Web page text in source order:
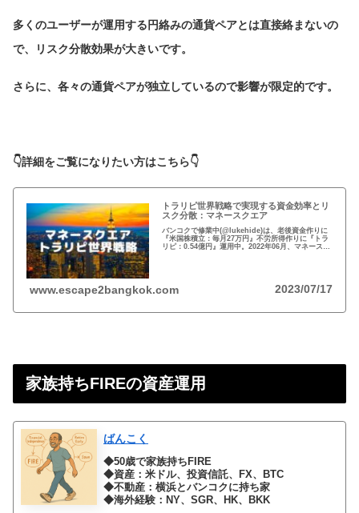
多くのユーザーが運用する円絡みの通貨ペアとは直接絡まないの
で、リスク分散効果が大きいです。
さらに、各々の通貨ペアが独立しているので影響が限定的です。
👇詳細をご覧になりたい方はこちら👇
トラリピ世界戦略で実現する資金効率とリ
スク分散：マネースクエア
バンコクで修業中(@lukehide)は、老後資金作りに
『米国株積立：毎月27万円』不労所得作りに『トラ
リピ：0.54億円』運用中。2022年06月、マネースク
www.escape2bangkok.com 2023/07/17
家族持ちFIREの資産運用
ばんこく
◆50歳で家族持ちFIRE
◆資産：米ドル、投資信託、FX、BTC
◆不動産：横浜とバンコクに持ち家
◆海外経験：NY、SGR、HK、BKK